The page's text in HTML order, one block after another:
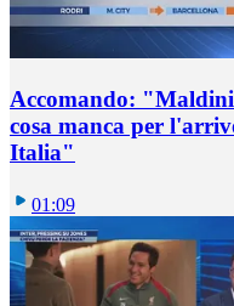
Accomando:
cosa manca per
Italia"
01:09